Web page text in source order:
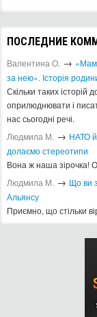
ПОСЛЕДНИЕ
Валентина О. →
за нею». Історія
Скільки таких історій
оприлюднювати і
нас сьогодні речі.
Людмила М. → ​НАТО й
долаємо стереотипи
Вона ж наша зірочка!
Людмила М. → Що ви
Альянсу ​
Приємно, що стільки